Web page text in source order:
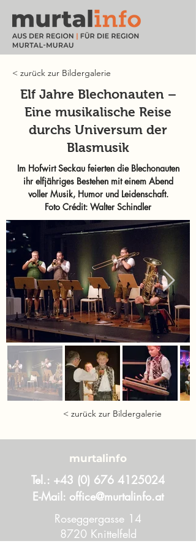
< zurück zur Bildergalerie
Elf Jahre Blechonauten –
Eine musikalische Reise
durchs Universum der
Blasmusik
Im Hofwirt Seckau feierten die Blechonauten
ihr elfjähriges Bestehen mit einem Abend
voller Musik, Humor und Leidenschaft.
Foto Crédit: Walter Schindler
< zurück zur Bildergalerie
murtalinfo
Tel.: +43 (0) 676 4125024
E-Mail: office@murtalinfo.at
Roseggergasse 14
8720 Knittelfeld